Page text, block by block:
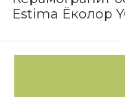
Estima Ёколор